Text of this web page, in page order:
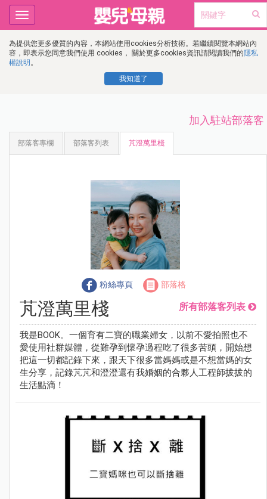
為提供您更多優質的內容，本網站使用cookies分析技術。若繼續閱覽本網站內
容，即表示您同意我們使用 cookies， 關於更多cookies資訊請閱讀我們的隱私
權說明 。
我知道了
Toggle
navigation
加入駐站部落客
部落客專欄 部落客列表 芃澄萬里棧
粉絲專頁 部落格
芃澄萬里棧 所有部落客列表
我是BOOK。一個育有二寶的職業婦女，以前不愛拍照也不
愛使用社群媒體，從難孕到懷孕過程吃了很多苦頭，開始想
把這一切都記錄下來，跟天下很多當媽媽或是不想當媽的女
生分享，記錄芃芃和澄澄還有我婚姻的合夥人工程師拔拔的
生活點滴！